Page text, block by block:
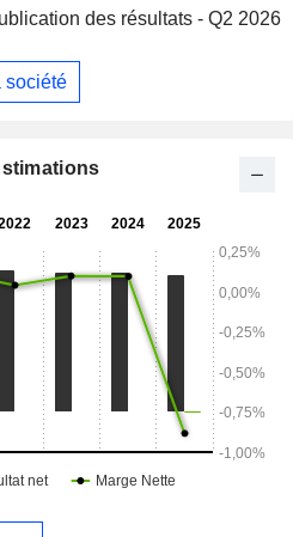
batteries au plomb-acide et
électrolytique, la fabrication
précision, ainsi que dans la
courante et de
des résultats - Q2 2026
société